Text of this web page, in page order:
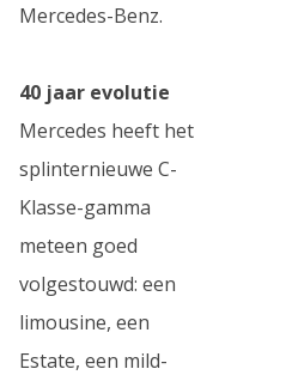
Mercedes-Benz.
40 jaar evolutie
Mercedes heeft het
splinternieuwe C-
Klasse-gamma
meteen goed
volgestouwd: een
limousine, een
Estate, een mild-